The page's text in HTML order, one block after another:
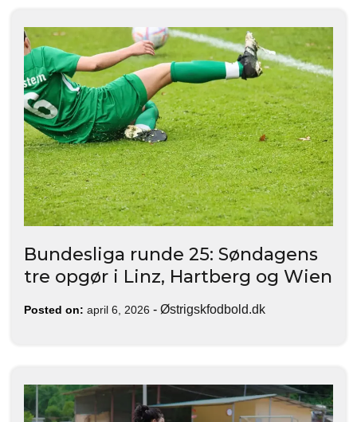
Bundesliga runde 25: Søndagens
tre opgør i Linz, Hartberg og Wien
Posted on: april 6, 2026 - Østrigskfodbold.dk